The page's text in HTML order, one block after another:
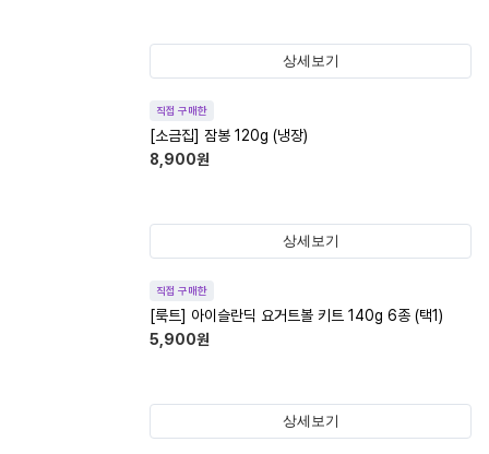
상세보기
직접 구매한
[소금집] 잠봉 120g (냉장)
8,900원
상세보기
직접 구매한
[룩트] 아이슬란딕 요거트볼 키트 140g 6종 (택1)
5,900원
상세보기